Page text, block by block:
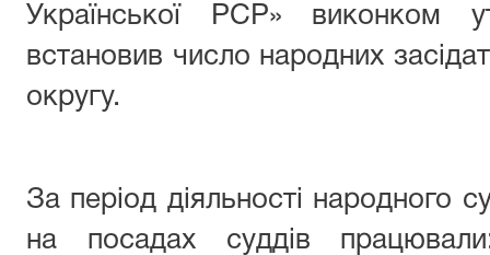
Української РСР» виконком
встановив число народних
округу.
За період діяльності народного
на посадах суддів